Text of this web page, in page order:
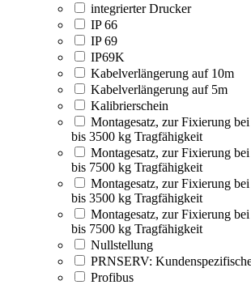
integrierter Drucker
IP 66
IP 69
IP69K
Kabelverlängerung auf 10m
Kabelverlängerung auf 5m
Kalibrierschein
Montagesatz, zur Fixierung
bis 3500 kg Tragfähigkeit
Montagesatz, zur Fixierung
bis 7500 kg Tragfähigkeit
Montagesatz, zur Fixierung
bis 3500 kg Tragfähigkeit
Montagesatz, zur Fixierung
bis 7500 kg Tragfähigkeit
Nullstellung
PRNSERV:
Profibus